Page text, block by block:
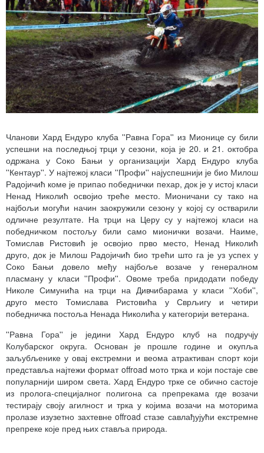
Чланови Хард Ендуро клуба ''Равна Гора'' из Мионице су били
успешни на последњој трци у сезони, која је 20. и 21. октобра
одржана у Соко Бањи у организацији Хард Ендуро клуба
''Кентаур''. У најтежој класи ''Профи'' најуспешнији је био Милош
Радојичић коме је припао победнички пехар, док је у истој класи
Ненад Николић освојио треће место. Мионичани су тако на
најбољи могући начин заокружили сезону у којој су остварили
одличне резултате. На трци на Церу су у најтежој класи на
победничком постољу били само мионички возачи. Наиме,
Томислав Ристовић је освојио прво место, Ненад Николић
друго, док је Милош Радојичић био трећи што га је уз успех у
Соко Бањи довело међу најбоље возаче у генералном
пласману у класи ''Профи''. Овоме треба придодати победу
Николе Симунића на трци на Дивчибарама у класи ''Хоби'',
друго место Томислава Ристовића у Сврљигу и четири
победничка постоља Ненада Николића у категорији ветерана.
''Равна Гора'' је једини Хард Ендуро клуб на подручју
Колубарског округа. Основан је прошле године и окупља
заљубљенике у овај екстремни и веома атрактиван спорт који
представља најтежи формат offroad мото трка и који постаје све
популарнији широм света. Хард Ендуро трке се обично састоје
из пролога-специјалног полигона са препрекама где возачи
тестирају своју агилност и трка у којима возачи на моторима
пролазе изузетно захтевне offroad стазе савлађујући екстремне
препреке које пред њих ставља природа.